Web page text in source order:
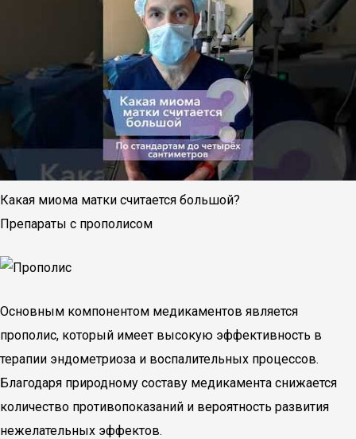
Какая миома матки считается большой?
Препараты с прополисом
Основным компонентом медикаментов является
прополис, который имеет высокую эффективность в
терапии эндометриоза и воспалительных процессов.
Благодаря природному составу медикамента снижается
количество противопоказаний и вероятность развития
нежелательных эффектов.